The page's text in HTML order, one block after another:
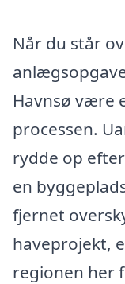
Når du står
Havnsø være
processen.
rydde op
en
fjernet
haveprojekt,
regionen her